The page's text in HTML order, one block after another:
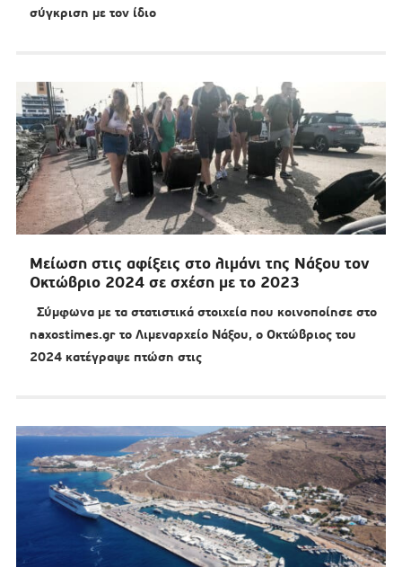
σύγκριση με τον ίδιο
Μείωση στις αφίξεις στο λιμάνι της Νάξου τον
Οκτώβριο 2024 σε σχέση με το 2023
Σύμφωνα με τα στατιστικά στοιχεία που κοινοποίησε στο
naxostimes.gr το Λιμεναρχείο Νάξου, ο Οκτώβριος του
2024 κατέγραψε πτώση στις